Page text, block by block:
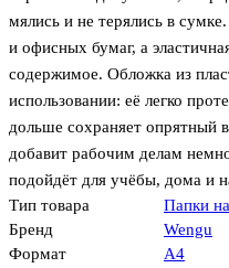
мялись и не терялись в
и офисных бумаг, а
содержимое. Обложка из
использовании: её легко
дольше сохраняет опрятный
добавит рабочим делам
подойдёт для учёбы, дома и
Тип товара
Папки
Бренд
Wengu
Формат
А4